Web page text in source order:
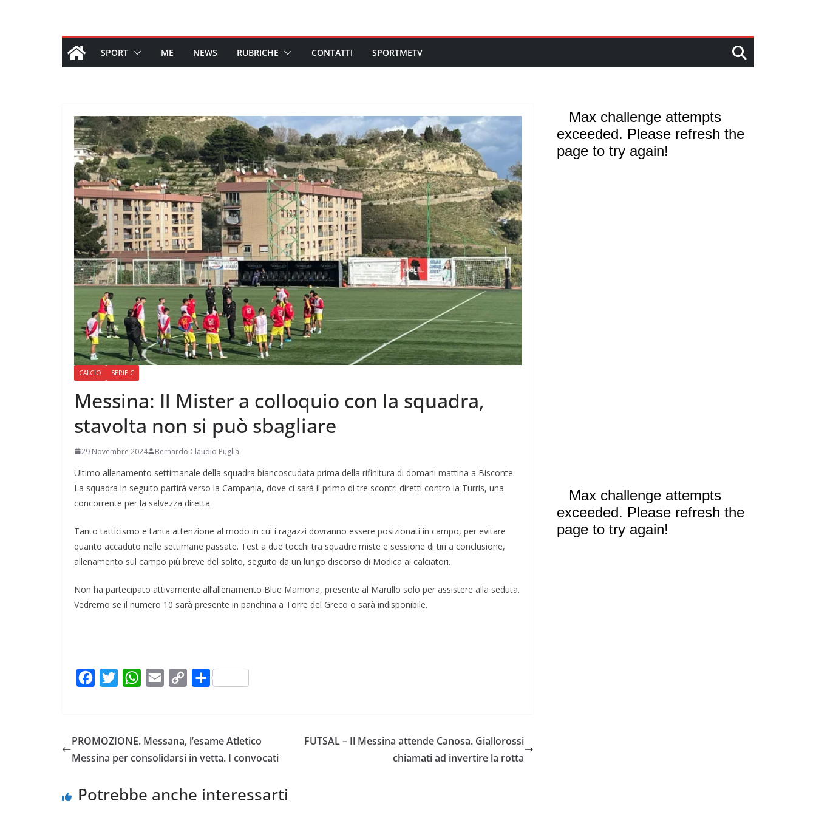
SPORT ME NEWS RUBRICHE CONTATTI SPORTMETV
CALCIO SERIE C
Messina: Il Mister a colloquio con la squadra,
stavolta non si può sbagliare
29 Novembre 2024 Bernardo Claudio Puglia
Ultimo allenamento settimanale della squadra biancoscudata prima della rifinitura di domani mattina a Bisconte.
La squadra in seguito partirà verso la Campania, dove ci sarà il primo di tre scontri diretti contro la Turris, una
concorrente per la salvezza diretta.
Tanto tatticismo e tanta attenzione al modo in cui i ragazzi dovranno essere posizionati in campo, per evitare
quanto accaduto nelle settimane passate. Test a due tocchi tra squadre miste e sessione di tiri a conclusione,
allenamento sul campo più breve del solito, seguito da un lungo discorso di Modica ai calciatori.
Non ha partecipato attivamente all’allenamento Blue Mamona, presente al Marullo solo per assistere alla seduta.
Vedremo se il numero 10 sarà presente in panchina a Torre del Greco o sarà indisponibile.
o
r
W
C
PROMOZIONE. Messana, l’esame Atletico
Messina per consolidarsi in vetta. I convocati
FUTSAL – Il Messina attende Canosa. Giallorossi
chiamati ad invertire la rotta
Potrebbe anche interessarti